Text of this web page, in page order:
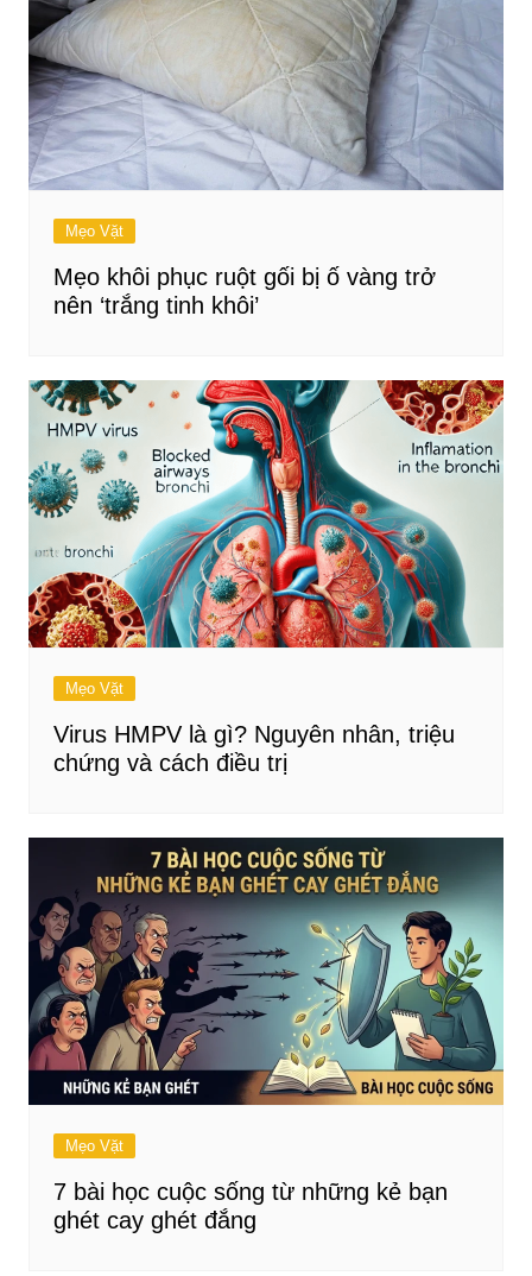
Mẹo Vặt
Mẹo khôi phục ruột gối bị ố vàng trở
nên ‘trắng tinh khôi’
Mẹo Vặt
Virus HMPV là gì? Nguyên nhân, triệu
chứng và cách điều trị
Mẹo Vặt
7 bài học cuộc sống từ những kẻ bạn
ghét cay ghét đắng